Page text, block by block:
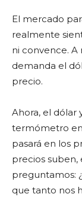
El mercado
realmente
ni convence.
demanda el
precio.
Ahora, el dólar
termómetro
pasará en los
precios suben,
preguntamos:
que tanto nos